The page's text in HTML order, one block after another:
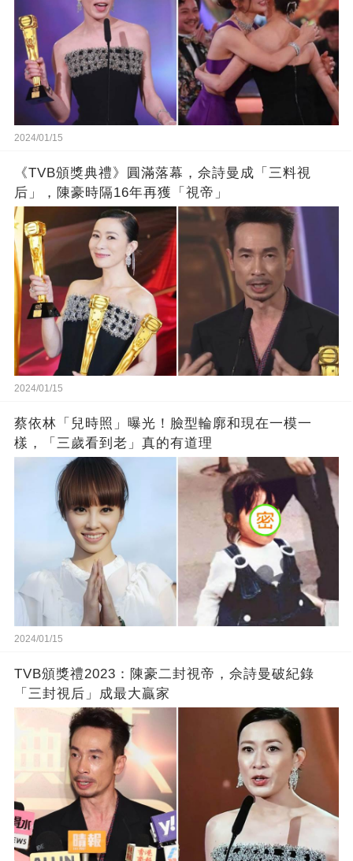
2024/01/15
《TVB頒獎典禮》圓滿落幕，佘詩曼成「三料視
后」，陳豪時隔16年再獲「視帝」
2024/01/15
蔡依林「兒時照」曝光！臉型輪廓和現在一模一
樣，「三歲看到老」真的有道理
2024/01/15
TVB頒獎禮2023：陳豪二封視帝，佘詩曼破紀錄
「三封視后」成最大贏家